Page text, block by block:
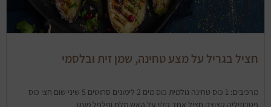
חציל בגריל על מצע טחינה, שמן זית ובלסמי
מרכיבים: 1 כוס טחינה גולמית כוס מים 2 לימונים סחוטים 5 שיני שום חצי כוס
פטרוזיליה קצוצה חציל אחד קלוי על האש מלח ופלפל מעט.